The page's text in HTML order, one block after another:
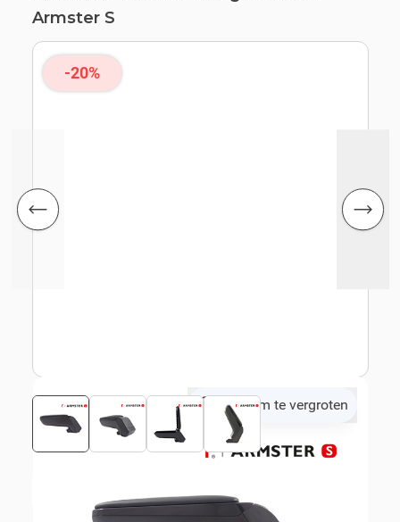
Armster S
-20%
Klik om te vergroten
Bekijk montagehandleiding